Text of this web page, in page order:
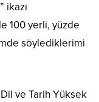
ikazı
100 yerli, yüzde
söylediklerimi
ve Tarih Yüksek